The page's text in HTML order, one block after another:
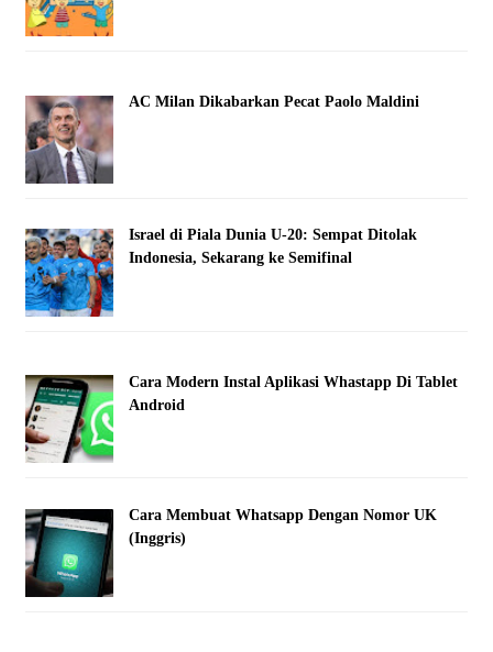
AC Milan Dikabarkan Pecat Paolo Maldini
Israel di Piala Dunia U-20: Sempat Ditolak
Indonesia, Sekarang ke Semifinal
Cara Modern Instal Aplikasi Whastapp Di Tablet
Android
Cara Membuat Whatsapp Dengan Nomor UK
(Inggris)